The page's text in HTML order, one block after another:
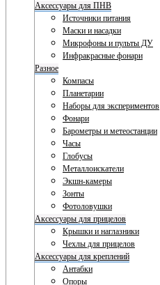
Аксессуары для ПНВ
Источники питания
Маски и насадки
Микрофоны и пульты ДУ
Инфракрасные фонари
Разное
Компасы
Планетарии
Наборы для экспериментов
Фонари
Барометры и метеостанции
Часы
Глобусы
Металлоискатели
Экшн-камеры
Зонты
Фотоловушки
Аксессуары для прицелов
Крышки и наглазники
Чехлы для прицелов
Аксессуары для креплений
Антабки
Опоры